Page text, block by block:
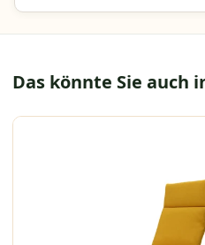
Das könnte Sie auch